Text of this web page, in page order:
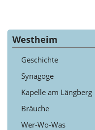
Westheim
Geschichte
Synagoge
Kapelle am Längberg
Bräuche
Wer-Wo-Was